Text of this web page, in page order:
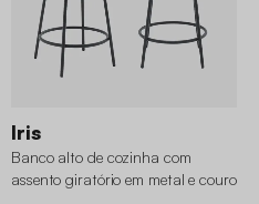
Iris
Banco alto de cozinha com
assento giratório em metal e couro